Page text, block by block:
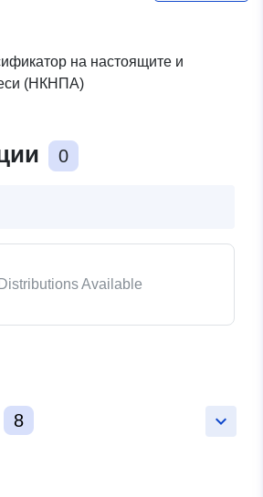
на настоящите и
(НКНПА)
0
Available
keyboard_arrow_down
8